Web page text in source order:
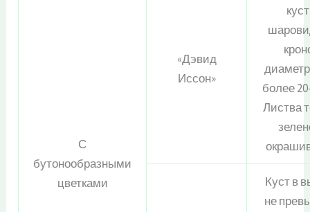
С
бутонообразными
цветками
«Дэвид
Иссон»
более
Листва
Куст в
не